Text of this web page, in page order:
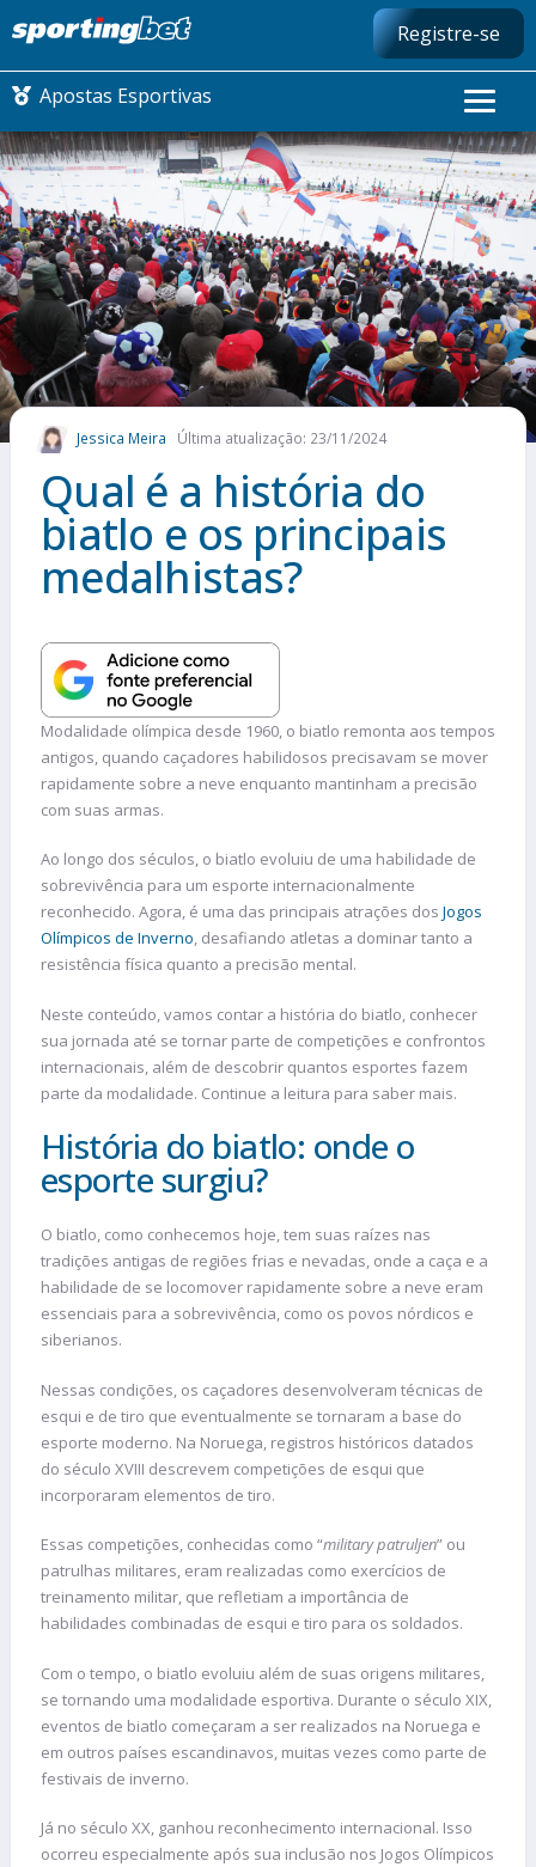
Registre-se
Apostas Esportivas
CONMEBOL LIBERTADORES
FUTEBOL NACIONAL
FUTEBOL INTERNACIONAL
COMO APOSTAR
MAIS ESPORTES
Jessica Meira Última atualização: 23/11/2024
Qual é a história do
biatlo e os principais
medalhistas?
Modalidade olímpica desde 1960, o biatlo remonta aos tempos
antigos, quando caçadores habilidosos precisavam se mover
rapidamente sobre a neve enquanto mantinham a precisão
com suas armas.
Ao longo dos séculos, o biatlo evoluiu de uma habilidade de
sobrevivência para um esporte internacionalmente
reconhecido. Agora, é uma das principais atrações dos Jogos
Olímpicos de Inverno, desafiando atletas a dominar tanto a
resistência física quanto a precisão mental.
Neste conteúdo, vamos contar a história do biatlo, conhecer
sua jornada até se tornar parte de competições e confrontos
internacionais, além de descobrir quantos esportes fazem
parte da modalidade. Continue a leitura para saber mais.
História do biatlo: onde o
esporte surgiu?
O biatlo, como conhecemos hoje, tem suas raízes nas
tradições antigas de regiões frias e nevadas, onde a caça e a
habilidade de se locomover rapidamente sobre a neve eram
essenciais para a sobrevivência, como os povos nórdicos e
siberianos.
Nessas condições, os caçadores desenvolveram técnicas de
esqui e de tiro que eventualmente se tornaram a base do
esporte moderno. Na Noruega, registros históricos datados
do século XVIII descrevem competições de esqui que
incorporaram elementos de tiro.
Essas competições, conhecidas como “military patruljen” ou
patrulhas militares, eram realizadas como exercícios de
treinamento militar, que refletiam a importância de
habilidades combinadas de esqui e tiro para os soldados.
Com o tempo, o biatlo evoluiu além de suas origens militares,
se tornando uma modalidade esportiva. Durante o século XIX,
eventos de biatlo começaram a ser realizados na Noruega e
em outros países escandinavos, muitas vezes como parte de
festivais de inverno.
Já no século XX, ganhou reconhecimento internacional. Isso
ocorreu especialmente após sua inclusão nos Jogos Olímpicos